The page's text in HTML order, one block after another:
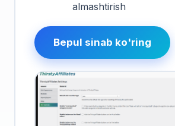
almashtirish
Bepul sinab ko'ring